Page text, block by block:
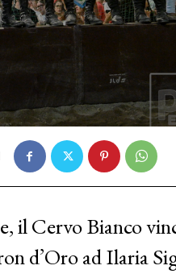
il Cervo Bianco
d’Oro ad Ilaria